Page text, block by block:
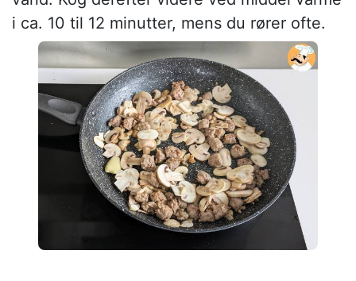
i ca. 10 til 12 minutter, mens du rører ofte.